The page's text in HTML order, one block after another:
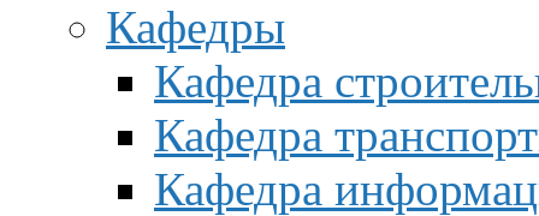
Кафедры
Кафедра
Кафедра
Кафедра